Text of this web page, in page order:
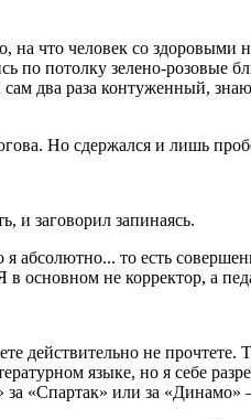
что человек со здоровыми
по потолку зелено-розовые
два раза контуженный,
Но сдержался и лишь
и заговорил запинаясь.
то есть
основном не корректор, а
действительно не
языке, но я себе
за «Спартак» или за